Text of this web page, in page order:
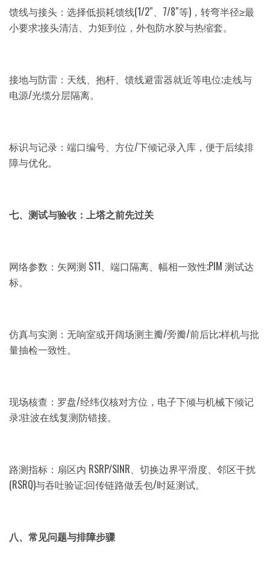
馈线与接头：选择低损耗馈线(1/2″、7/8″等)，转弯半径≥最
小要求;接头清洁、力矩到位，外包防水胶与热缩套。
接地与防雷：天线、抱杆、馈线避雷器就近等电位;走线与
电源/光缆分层隔离。
标识与记录：端口编号、方位/下倾记录入库，便于后续排
障与优化。
七、测试与验收：上塔之前先过关
网络参数：矢网测 S11、端口隔离、幅相一致性;PIM 测试达
标。
仿真与实测：无响室或开阔场测主瓣/旁瓣/前后比;样机与批
量抽检一致性。
现场核查：罗盘/经纬仪核对方位，电子下倾与机械下倾记
录;驻波在线复测防错接。
路测指标：扇区内 RSRP/SINR、切换边界平滑度、邻区干扰
(RSRQ)与吞吐验证;回传链路做丢包/时延测试。
八、常见问题与排障步骤